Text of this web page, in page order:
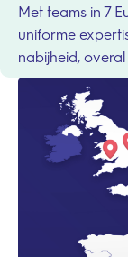
Met teams in 7
uniforme
nabijheid,